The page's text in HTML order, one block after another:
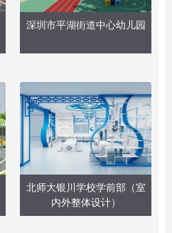
深圳市平湖街道中心幼儿园
北师大银川学校学前部（室
内外整体设计）